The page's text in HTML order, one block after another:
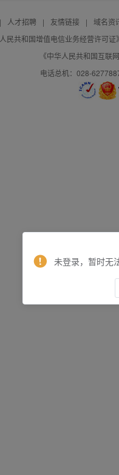
| 人才招聘 | 友情链接 |
域名资
人民共和国增值电信业务经营许可
《中华人民共和国互联
电话总机：028-
未登录，暂时无